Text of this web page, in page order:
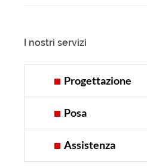
I nostri servizi
Progettazione
Posa
Assistenza